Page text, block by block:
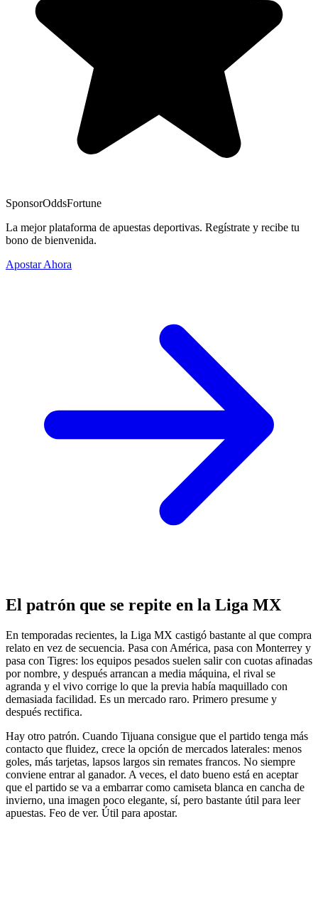
SponsorOddsFortune
La mejor plataforma de apuestas deportivas. Regístrate y recibe tu
bono de bienvenida.
Apostar Ahora
El patrón que se repite en la Liga MX
En temporadas recientes, la Liga MX castigó bastante al que compra
relato en vez de secuencia. Pasa con América, pasa con Monterrey y
pasa con Tigres: los equipos pesados suelen salir con cuotas afinadas
por nombre, y después arrancan a media máquina, el rival se
agranda y el vivo corrige lo que la previa había maquillado con
demasiada facilidad. Es un mercado raro. Primero presume y
después rectifica.
Hay otro patrón. Cuando Tijuana consigue que el partido tenga más
contacto que fluidez, crece la opción de mercados laterales: menos
goles, más tarjetas, lapsos largos sin remates francos. No siempre
conviene entrar al ganador. A veces, el dato bueno está en aceptar
que el partido se va a embarrar como camiseta blanca en cancha de
invierno, una imagen poco elegante, sí, pero bastante útil para leer
apuestas. Feo de ver. Útil para apostar.